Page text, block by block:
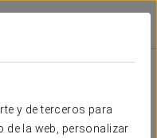
y de terceros para
de la web, personalizar